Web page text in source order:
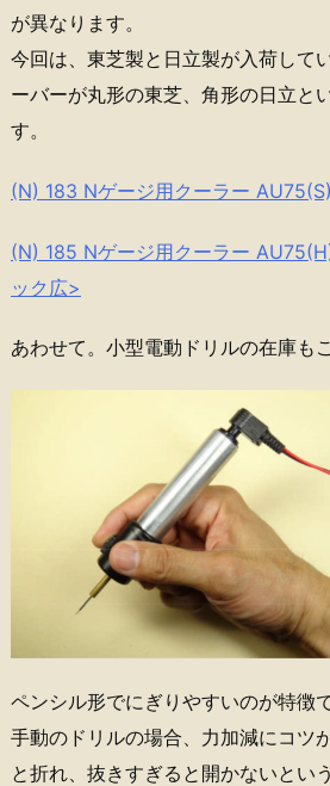
が異なります。
今回は、東芝製と日立製が入荷して
ーバーが丸形の東芝、角形の日立と
す。
(N) 183 Nゲージ用クーラー AU75(S)
(N) 185 Nゲージ用クーラー
ック広>
あわせて。小型電動ドリルの在庫も
ペンシル形でにぎりやすいのが特徴で
手動のドリルの場合、力加減にコツ
と折れ、抜きすぎると開かないとい